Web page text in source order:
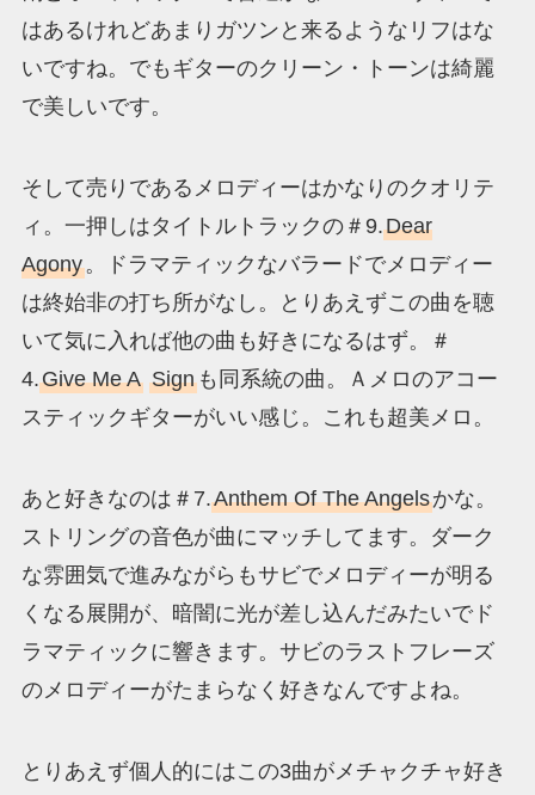
はあるけれどあまりガツンと来るようなリフはな
いですね。でもギターのクリーン・トーンは綺麗
で美しいです。
そして売りであるメロディーはかなりのクオリテ
ィ。一押しはタイトルトラックの＃9.Dear
Agony。ドラマティックなバラードでメロディー
は終始非の打ち所がなし。とりあえずこの曲を聴
いて気に入れば他の曲も好きになるはず。＃
4.Give Me A Signも同系統の曲。Ａメロのアコー
スティックギターがいい感じ。これも超美メロ。
あと好きなのは＃7.Anthem Of The Angelsかな。
ストリングの音色が曲にマッチしてます。ダーク
な雰囲気で進みながらもサビでメロディーが明る
くなる展開が、暗闇に光が差し込んだみたいでド
ラマティックに響きます。サビのラストフレーズ
のメロディーがたまらなく好きなんですよね。
とりあえず個人的にはこの3曲がメチャクチャ好き